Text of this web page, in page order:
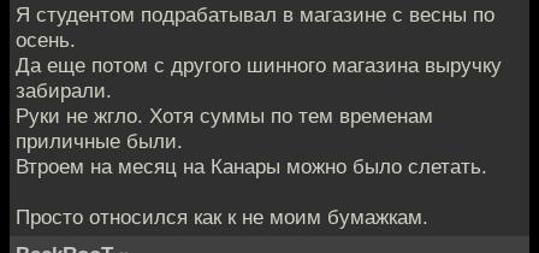
Я студентом подрабатывал в магазине с весны по
осень.
Да еще потом с другого шинного магазина выручку
забирали.
Руки не жгло. Хотя суммы по тем временам
приличные были.
Втроем на месяц на Канары можно было слетать.
Просто относился как к не моим бумажкам.